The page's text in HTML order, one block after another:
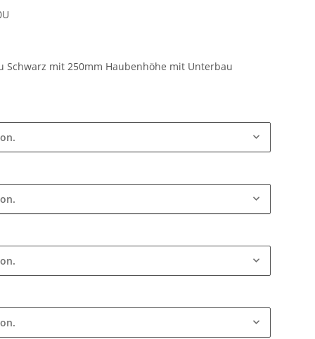
Schwarz mit 250mm Haubenhöhe mit Unterbau